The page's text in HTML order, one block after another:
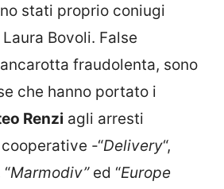
stati proprio coniugi
Bovoli. False
fraudolenta, sono
che hanno portato i
Renzi agli arresti
-“Delivery“,
Marmodiv”ed “Europe